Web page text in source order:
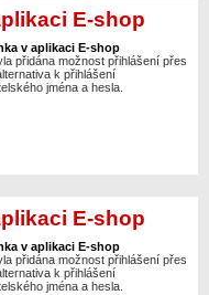
E-shop
v aplikaci E-shop
přidána možnost přihlášení přes
k přihlášení
jména a hesla.
E-shop
v aplikaci E-shop
přidána možnost přihlášení přes
k přihlášení
jména a hesla.